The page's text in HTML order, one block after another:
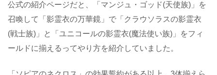
公式の紹介ページだと、「マンジュ・ゴッド(天使族) 」を
召喚して「影霊衣の万華鏡」で「クラウソラスの影霊衣
(戦士族) 」と「ユニコールの影霊衣(魔法使い族) 」をフィ
ールドに揃えるってやり方を紹介していました。